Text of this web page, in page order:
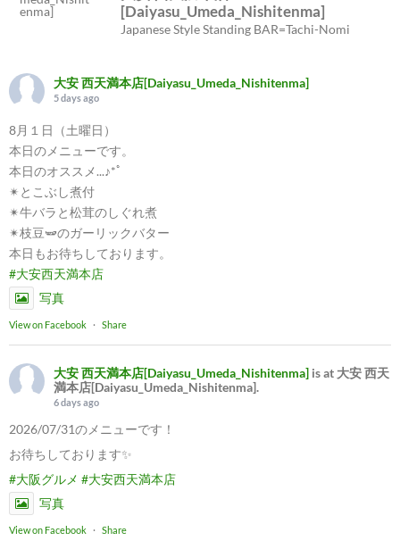
[Daiyasu_Umeda_Nishitenma]
Japanese Style Standing BAR=Tachi-Nomi
大安 西天満本店[Daiyasu_Umeda_Nishitenma]
5 days ago
8月１日（土曜日）
本日のメニューです。
本日のオススメ...♪*ﾟ
✴︎とこぶし煮付
✴︎牛バラと松茸のしぐれ煮
✴︎枝豆🫛のガーリックバター
本日もお待ちしております。
#大安西天満本店
写真
View on Facebook · Share
大安 西天満本店[Daiyasu_Umeda_Nishitenma] is at 大安 西天
満本店[Daiyasu_Umeda_Nishitenma].
6 days ago
2026/07/31のメニューです！
お待ちしております✨
#大阪グルメ #大安西天満本店
写真
View on Facebook · Share